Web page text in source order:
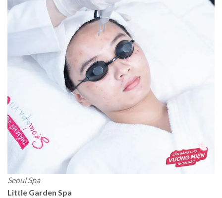
Seoul Spa
Little Garden Spa